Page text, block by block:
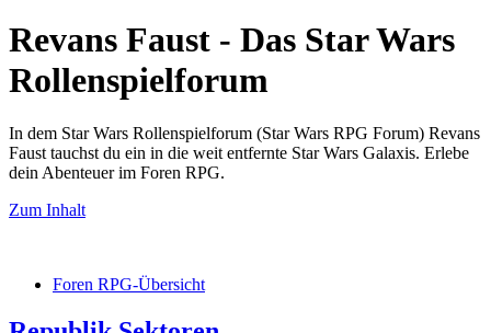
Revans Faust - Das Star Wars
Rollenspielforum
In dem Star Wars Rollenspielforum (Star Wars RPG Forum) Revans
Faust tauchst du ein in die weit entfernte Star Wars Galaxis. Erlebe
dein Abenteuer im Foren RPG.
Zum Inhalt
Foren RPG-Übersicht